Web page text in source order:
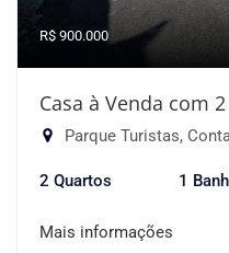
R$ 900.000
Casa à Venda com
Parque Turistas,
2 Quartos 1
Mais informações